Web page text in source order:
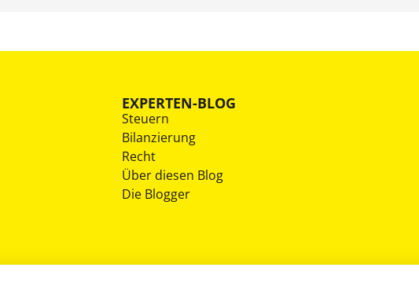
EXPERTEN-BLOG
Steuern
Bilanzierung
Recht
Über diesen Blog
Die Blogger